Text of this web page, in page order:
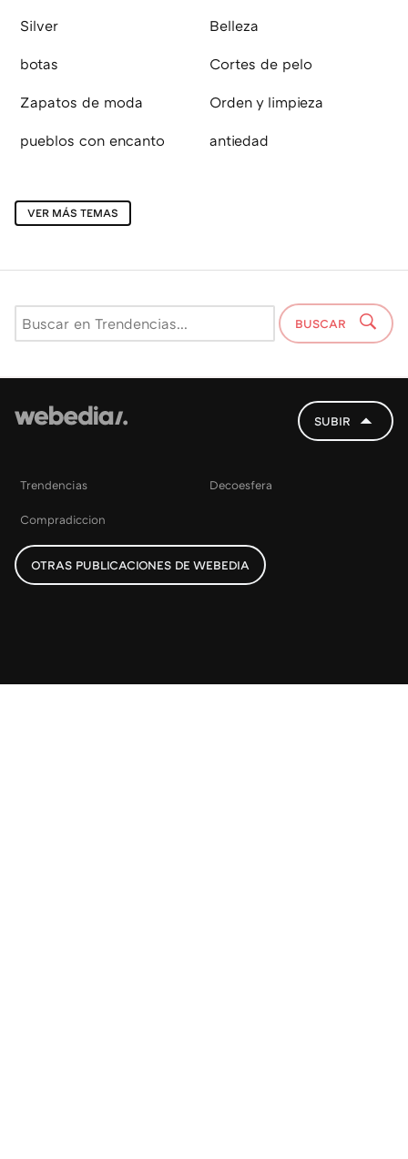
Silver Belleza
botas Cortes de pelo
Zapatos de moda Orden y limpieza
pueblos con encanto antiedad
VER MÁS TEMAS
BUSCAR
SUBIR
Trendencias Decoesfera
Compradiccion
OTRAS PUBLICACIONES DE WEBEDIA